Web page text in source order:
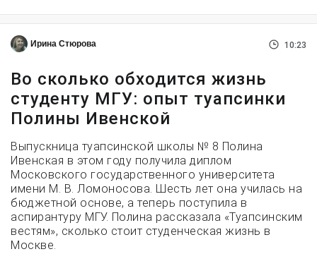
Ирина Стюрова 10:23
Во сколько обходится жизнь
студенту МГУ: опыт туапсинки
Полины Ивенской
Выпускница туапсинской школы № 8 Полина
Ивенская в этом году получила диплом
Московского государственного университета
имени М. В. Ломоносова. Шесть лет она училась на
бюджетной основе, а теперь поступила в
аспирантуру МГУ. Полина рассказала «Туапсинским
вестям», сколько стоит студенческая жизнь в
Москве.